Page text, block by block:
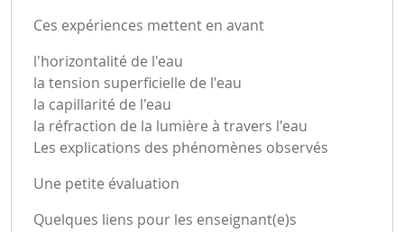
Ces expériences mettent en avant
l'horizontalité de l'eau
la tension superficielle de l'eau
la capillarité de l'eau
la réfraction de la lumière à travers l'eau
Les explications des phénomènes observés
Une petite évaluation
Quelques liens pour les enseignant(e)s